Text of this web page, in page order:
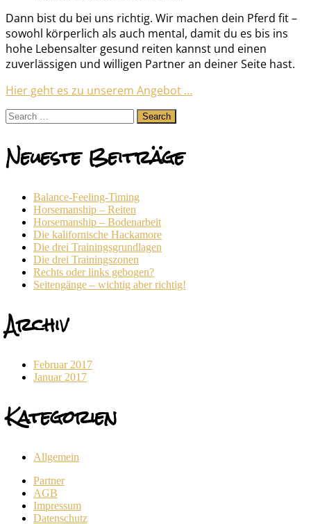
Dann bist du bei uns richtig. Wir machen dein Pferd fit –
sowohl körperlich als auch mental, damit du es bis ins
hohe Lebensalter gesund reiten kannst und einen
zuverlässigen und willigen Partner an deiner Seite hast.
Hier geht es zu unserem Angebot …
Search
for:
Neueste Beiträge
Balance-Feeling-Timing
Horsemanship – Reiten
Horsemanship – Bodenarbeit
Die kalifornische Hackamore
Die drei Trainingsgrundlagen
Die drei Trainingszonen
Rechts oder links gebogen?
Seitengänge – wichtig aber richtig!
Archiv
Februar 2017
Januar 2017
Kategorien
Allgemein
Partner
AGB
Impressum
Datenschutz